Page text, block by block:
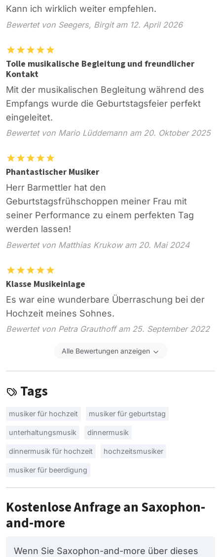
Kann ich wirklich weiter empfehlen.
Bewertet von Seegers, Birgit am 12. April 2026
Tolle musikalische Begleitung und freundlicher
Kontakt
Mit der musikalischen Begleitung während des
Empfangs wurde die Geburtstagsfeier perfekt
eingeleitet.
Bewertet von Mario Lüddemann am 20. Oktober 2025
Phantastischer Musiker
Herr Barmettler hat den
Geburtstagsfrühschoppen meiner Frau mit
seiner Performance zu einem perfekten Tag
werden lassen!
Bewertet von Matthias Krukow am 20. Mai 2024
Klasse Musikeinlage
Es war eine wunderbare Überraschung bei der
Hochzeit meines Sohnes.
Bewertet von Petra Grauthoff am 25. September 2022
Alle Bewertungen anzeigen
Tags
musiker für hochzeit musiker für geburtstag
unterhaltungsmusik dinnermusik
dinnermusik für hochzeit hochzeitsmusiker
musiker für beerdigung
Kostenlose Anfrage an Saxophon-
and-more
Wenn Sie Saxophon-and-more über dieses